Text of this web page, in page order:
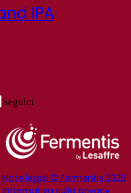
IPA
Seguici
Note legali © Fermentis 2026
Informativa sulla privacy